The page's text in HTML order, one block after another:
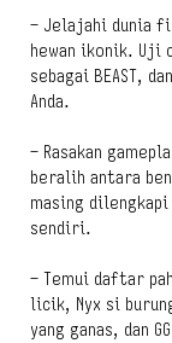
– Jelajahi dunia
hewan ikonik. Uji
sebagai BEAST,
Anda.
– Rasakan
beralih antara
masing dilengkapi
sendiri.
– Temui daftar
licik, Nyx si
yang ganas, dan